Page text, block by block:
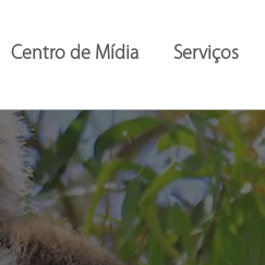
Centro de Mídia Serviços